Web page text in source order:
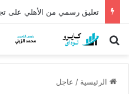
بحث عن
الرئيسية / عاجل